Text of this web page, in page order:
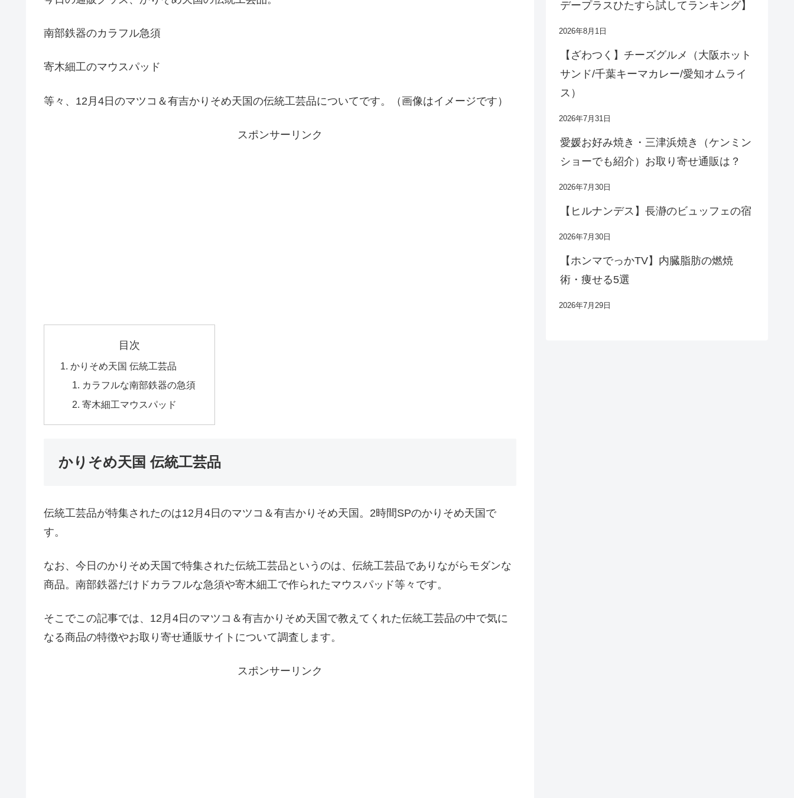
南部鉄器のカラフル急須
寄木細工のマウスパッド
等々、12月4日のマツコ＆有吉かりそめ天国の伝統工芸品についてです。（画像はイメージです）
スポンサーリンク
目次
かりそめ天国 伝統工芸品
カラフルな南部鉄器の急須
寄木細工マウスパッド
かりそめ天国 伝統工芸品
伝統工芸品が特集されたのは12月4日のマツコ＆有吉かりそめ天国。2時間SPのかりそめ天国で
す。
なお、今日のかりそめ天国で特集された伝統工芸品というのは、伝統工芸品でありながらモダンな
商品。南部鉄器だけドカラフルな急須や寄木細工で作られたマウスパッド等々です。
そこでこの記事では、12月4日のマツコ＆有吉かりそめ天国で教えてくれた伝統工芸品の中で気に
なる商品の特徴やお取り寄せ通販サイトについて調査します。
スポンサーリンク
デープラスひたすら試してランキング】
2026年8月1日
【ざわつく】チーズグルメ（大阪ホット
サンド/千葉キーマカレー/愛知オムライ
ス）
2026年7月31日
愛媛お好み焼き・三津浜焼き（ケンミン
ショーでも紹介）お取り寄せ通販は？
2026年7月30日
【ヒルナンデス】長瀞のビュッフェの宿
2026年7月30日
【ホンマでっかTV】内臓脂肪の燃焼
術・痩せる5選
2026年7月29日